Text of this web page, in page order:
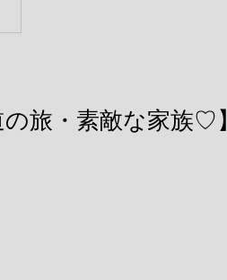
旅・素敵な家族♡】